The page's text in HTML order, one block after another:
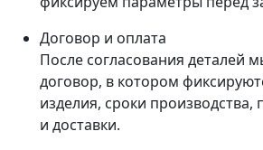
Договор и оплата
После согласования деталей
договор, в котором
изделия, сроки производства,
и доставки.